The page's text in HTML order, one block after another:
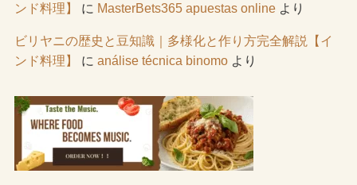
ンド料理】
に MasterBets365 apuestas onlineより
ビリヤニの歴史と豆知識｜多様化と作り方完全解説【イ
ンド料理】
に análise técnica binomoより